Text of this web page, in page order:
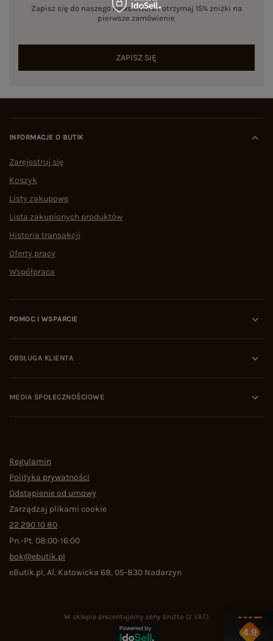
Zapisz się do naszego newslettera i otrzymaj 15% zniżki na
pierwsze zamówienie
ZAPISZ SIĘ
INFORMACJE O BUTIK
Zarejestruj się
Koszyk
Listy zakupowe
Lista zakupionych produktów
Historia transakcji
Oferty pracy
Współpraca
POMOC I WSPARCIE
OBSŁUGA KLIENTA
MEDIA SPOŁECZNOŚCIOWE
Regulamin
Polityka prywatności
Odstąpienie od umowy
Zarządzaj plikami cookie
22 290 10 80
Pn.-Pt. 08:00-16:00
bok@ebutik.pl
eButik.pl,Al. Katowicka 68,05-830 Nadarzyn
W sklepie prezentujemy ceny brutto (z VAT).
4.9